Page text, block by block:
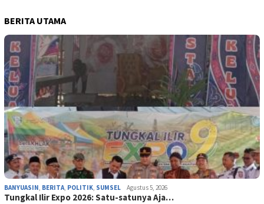
BERITA UTAMA
BANYUASIN, BERITA, POLITIK, SUMSEL Agustus 5, 2026
Tungkal Ilir Expo 2026: Satu-satunya Aja…